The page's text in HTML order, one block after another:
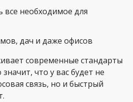
все необходимое для
дач и даже офисов
современные стандарты
значит, что у вас будет не
связь, но и быстрый